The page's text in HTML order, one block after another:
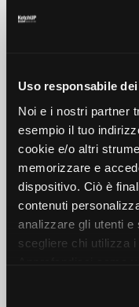
Uso responsabile
Noi e i nostri partner
esempio il tuo
cookie e/o altri
memorizzare e
dispositivo. Ciò è
contenuti
analizzare gli utenti e
scegliere chi utilizza
modificare o
e del Business
la realizzazione
singolarmente –
dell’alloggio
alberghiere, con...
READ MORE